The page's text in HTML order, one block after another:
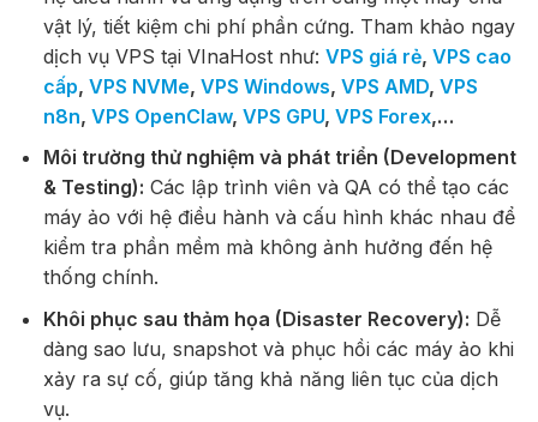
vật lý, tiết kiệm chi phí phần cứng. Tham khảo ngay
dịch vụ VPS tại VInaHost như: VPS giá rẻ, VPS cao
cấp, VPS NVMe, VPS Windows, VPS AMD, VPS
n8n, VPS OpenClaw, VPS GPU, VPS Forex,…
Môi trường thử nghiệm và phát triển (Development
& Testing): Các lập trình viên và QA có thể tạo các
máy ảo với hệ điều hành và cấu hình khác nhau để
kiểm tra phần mềm mà không ảnh hưởng đến hệ
thống chính.
Khôi phục sau thảm họa (Disaster Recovery): Dễ
dàng sao lưu, snapshot và phục hồi các máy ảo khi
xảy ra sự cố, giúp tăng khả năng liên tục của dịch
vụ.